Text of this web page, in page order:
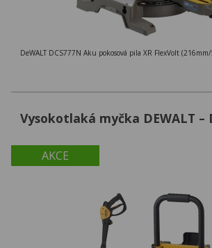
DeWALT DCS777N Aku pokosová pila XR FlexVolt
AKCE
Vysokotlaká myčka DEWALT –